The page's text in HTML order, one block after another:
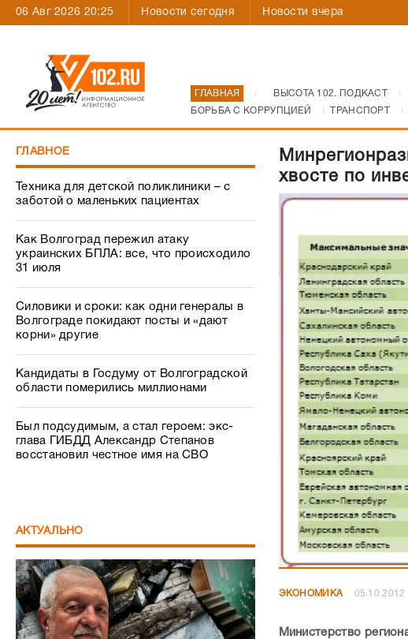
06 Авг 2026 20:25 Новости сегодня Новости вчера
ГЛАВНАЯ ВЫСОТА 102. ПОДКАСТ
БОРЬБА С КОРРУПЦИЕЙ
ТРАНСПОРТ
ГЛАВНОЕ
Техника для детской поликлиники – с
заботой о маленьких пациентах
Как Волгоград пережил атаку
украинских БПЛА: все, что происходило
31 июля
Силовики и сроки: как одни генералы в
Волгограде покидают посты и «дают
корни» другие
Кандидаты в Госдуму от Волгоградской
области померились миллионами
Был подсудимым, а стал героем: экс-
глава ГИБДД Александр Степанов
восстановил честное имя на СВО
АКТУАЛЬНО
хвосте по
ЭКОНОМИКА 05.10.2012
Министерство